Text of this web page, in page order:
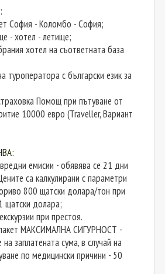
София - Коломбо - София;
- хотел - летище;
хотел на съответната база
туроператора с български език за
Помощ при пътуване от
10000 евро (Traveller, Вариант
емисии - обявява се 21 дни
са калкулирани с параметри
800 щатски долара/тон при
щатски долара;
при престоя.
МАКСИМАЛНА СИГУРНОСТ -
на заплатената сума, в случай на
по медицински причини - 50